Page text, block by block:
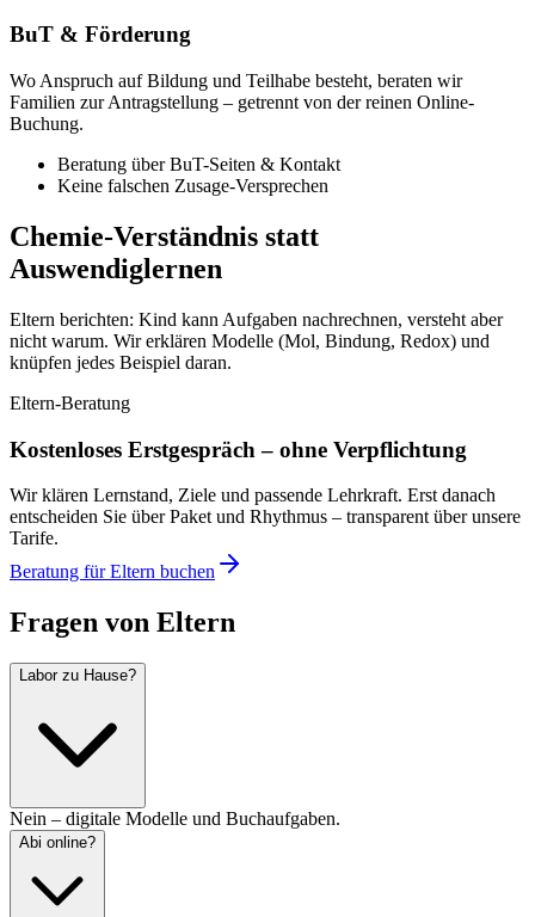
BuT & Förderung
Wo Anspruch auf Bildung und Teilhabe besteht, beraten wir
Familien zur Antragstellung – getrennt von der reinen Online-
Buchung.
Beratung über BuT-Seiten & Kontakt
Keine falschen Zusage-Versprechen
Chemie-Verständnis statt
Auswendiglernen
Eltern berichten: Kind kann Aufgaben nachrechnen, versteht aber
nicht warum. Wir erklären Modelle (Mol, Bindung, Redox) und
knüpfen jedes Beispiel daran.
Eltern-Beratung
Kostenloses Erstgespräch – ohne Verpflichtung
Wir klären Lernstand, Ziele und passende Lehrkraft. Erst danach
entscheiden Sie über Paket und Rhythmus – transparent über unsere
Tarife.
Beratung für Eltern buchen
Fragen von Eltern
Labor zu Hause?
Nein – digitale Modelle und Buchaufgaben.
Abi online?